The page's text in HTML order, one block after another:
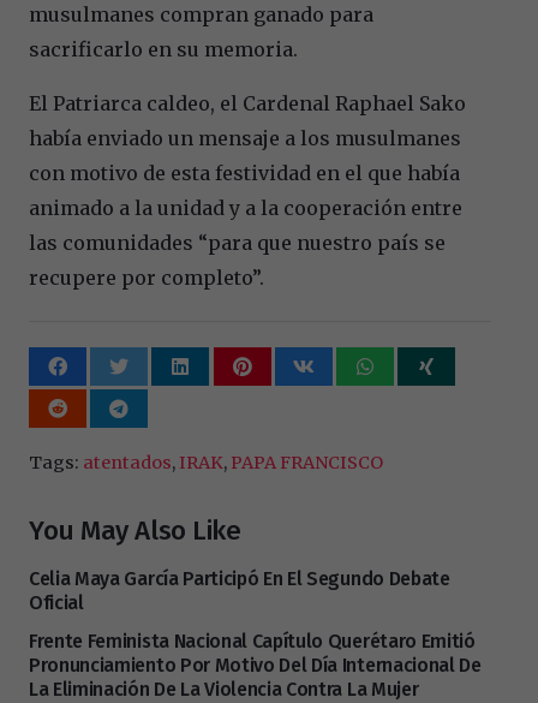
musulmanes compran ganado para
sacrificarlo en su memoria.
El Patriarca caldeo, el Cardenal Raphael Sako
había enviado un mensaje a los musulmanes
con motivo de esta festividad en el que había
animado a la unidad y a la cooperación entre
las comunidades “para que nuestro país se
recupere por completo”.
Tags: atentados, IRAK, PAPA FRANCISCO
You May Also Like
Celia Maya García Participó En El Segundo Debate
Oficial
Frente Feminista Nacional Capítulo Querétaro Emitió
Pronunciamiento Por Motivo Del Día Internacional De
La Eliminación De La Violencia Contra La Mujer